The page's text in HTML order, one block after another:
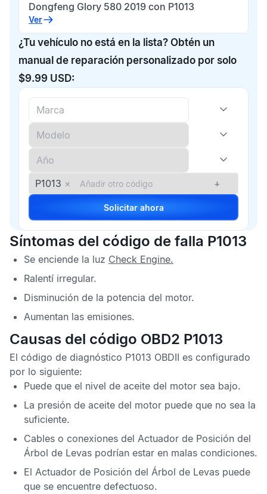
Dongfeng Glory 580 2019 con P1013
Ver
¿Tu vehículo no está en la lista? Obtén un
manual de reparación personalizado por solo
$9.99 USD:
P1013 × +
Solicitar ahora
Síntomas del código de falla P1013
Se enciende la luz Check Engine.
Ralentí irregular.
Disminución de la potencia del motor.
Aumentan las emisiones.
Causas del código OBD2 P1013
El código de diagnóstico P1013 OBDII es configurado
por lo siguiente:
Puede que el nivel de aceite del motor sea bajo.
La presión de aceite del motor puede que no sea la
suficiente.
Cables o conexiones del Actuador de Posición del
Árbol de Levas podrían estar en malas condiciones.
El Actuador de Posición del Árbol de Levas puede
que se encuentre defectuoso.